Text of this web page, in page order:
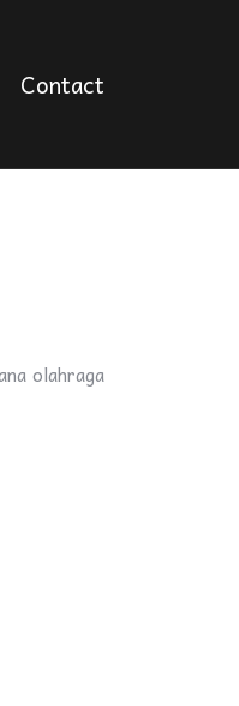
Contact
olahraga